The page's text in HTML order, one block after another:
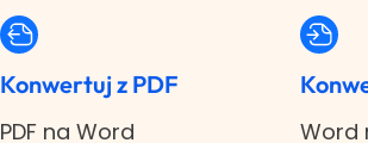
Konwertuj z PDF
PDF na Word
Word